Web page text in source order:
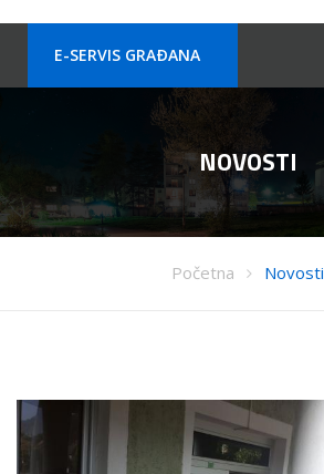
E-SERVIS GRAÐANA
NOVOSTI
Početna Novosti